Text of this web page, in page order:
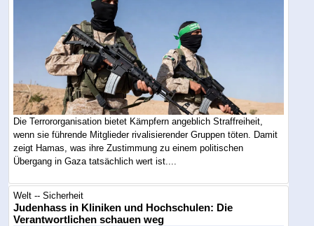
Die Terrororganisation bietet Kämpfern angeblich Straffreiheit,
wenn sie führende Mitglieder rivalisierender Gruppen töten. Damit
zeigt Hamas, was ihre Zustimmung zu einem politischen
Übergang in Gaza tatsächlich wert ist....
Welt -- Sicherheit
Judenhass in Kliniken und Hochschulen: Die
Verantwortlichen schauen weg